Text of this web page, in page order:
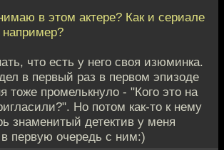
в этом актере? Как и сериале
что есть у него своя изюминка.
в первый раз в первом эпизоде
тоже промелькнуло - "Кого это на
Но потом как-то к нему
знаменитый детектив у меня
первую очередь с ним:)